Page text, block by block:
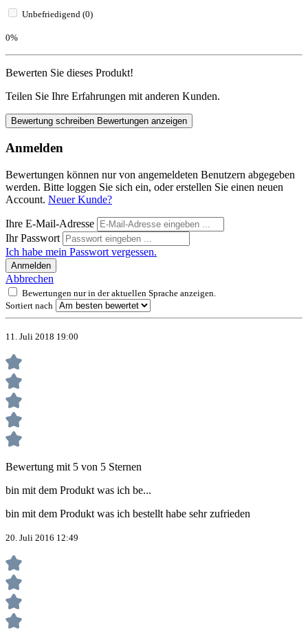
Unbefriedigend (0)
0%
Bewerten Sie dieses Produkt!
Teilen Sie Ihre Erfahrungen mit anderen Kunden.
Bewertung schreiben Bewertungen anzeigen
Anmelden
Bewertungen können nur von angemeldeten Benutzern abgegeben
werden. Bitte loggen Sie sich ein, oder erstellen Sie einen neuen
Account. Neuer Kunde?
Ihre E-Mail-Adresse
Ihr Passwort
Ich habe mein Passwort vergessen.
Anmelden
Abbrechen
Bewertungen nur in der aktuellen Sprache anzeigen.
Sortiert nach
11. Juli 2018 19:00
Bewertung mit 5 von 5 Sternen
bin mit dem Produkt was ich be...
bin mit dem Produkt was ich bestellt habe sehr zufrieden
20. Juli 2016 12:49